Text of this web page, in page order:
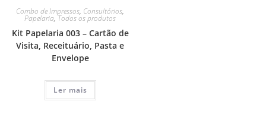
Combo de Impressos, Consultórios,
Papelaria,Todos os produtos
Kit Papelaria 003 – Cartão de
Visita, Receituário, Pasta e
Envelope
Ler mais